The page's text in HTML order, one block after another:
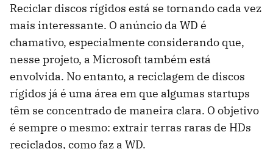
Reciclar discos rígidos está se tornando cada vez
mais interessante. O anúncio da WD é
chamativo, especialmente considerando que,
nesse projeto, a Microsoft também está
envolvida. No entanto, a reciclagem de discos
rígidos já é uma área em que algumas startups
têm se concentrado de maneira clara. O objetivo
é sempre o mesmo: extrair terras raras de HDs
reciclados, como faz a WD.